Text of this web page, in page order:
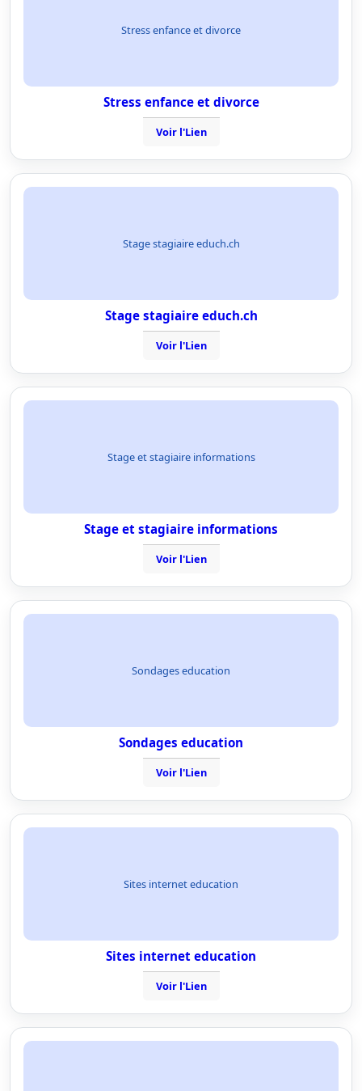
Stress enfance et divorce
Stress enfance et divorce
Voir l'Lien
Stage stagiaire educh.ch
Stage stagiaire educh.ch
Voir l'Lien
Stage et stagiaire informations
Stage et stagiaire informations
Voir l'Lien
Sondages education
Sondages education
Voir l'Lien
Sites internet education
Sites internet education
Voir l'Lien